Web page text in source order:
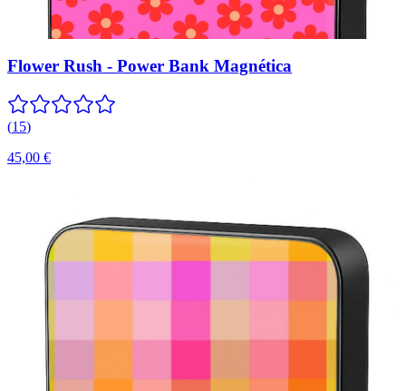
Flower Rush - Power Bank Magnética
(15)
45,00 €